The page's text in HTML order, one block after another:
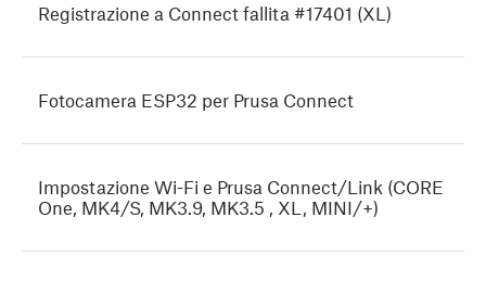
Registrazione a Connect fallita #17401 (XL)
Fotocamera ESP32 per Prusa Connect
Impostazione Wi-Fi e Prusa Connect/Link (CORE
One, MK4/S, MK3.9, MK3.5 , XL, MINI/+)